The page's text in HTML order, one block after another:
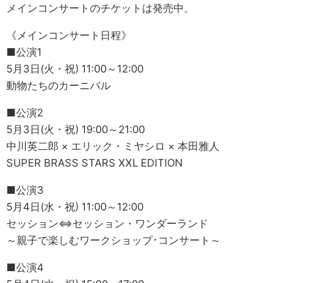
メインコンサートのチケットは発売中。
《メインコンサート日程》
■公演1
5月3日(火・祝) 11:00～12:00
動物たちのカーニバル
■公演2
5月3日(火・祝) 19:00～21:00
中川英二郎 × エリック・ミヤシロ × 本田雅人
SUPER BRASS STARS XXL EDITION
■公演3
5月4日(水・祝) 11:00～12:00
セッション⇔セッション・ワンダーランド
～親子で楽しむワークショップ･コンサート～
■公演4